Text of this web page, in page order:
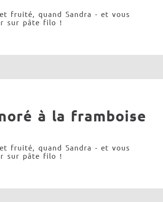
fruité, quand Sandra - et vous
sur pâte filo !
à la framboise
fruité, quand Sandra - et vous
sur pâte filo !